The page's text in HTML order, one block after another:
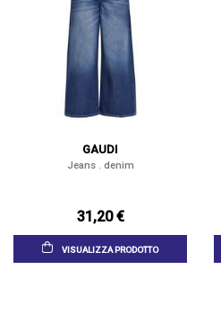
GAUDI
Jeans . denim
31,20 €
VISUALIZZA PRODOTTO